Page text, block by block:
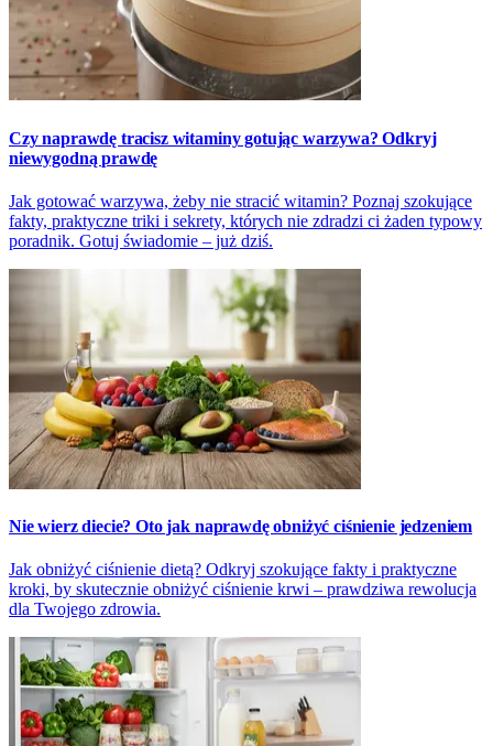
Czy naprawdę tracisz witaminy gotując warzywa? Odkryj
niewygodną prawdę
Jak gotować warzywa, żeby nie stracić witamin? Poznaj szokujące
fakty, praktyczne triki i sekrety, których nie zdradzi ci żaden typowy
poradnik. Gotuj świadomie – już dziś.
Nie wierz diecie? Oto jak naprawdę obniżyć ciśnienie jedzeniem
Jak obniżyć ciśnienie dietą? Odkryj szokujące fakty i praktyczne
kroki, by skutecznie obniżyć ciśnienie krwi – prawdziwa rewolucja
dla Twojego zdrowia.